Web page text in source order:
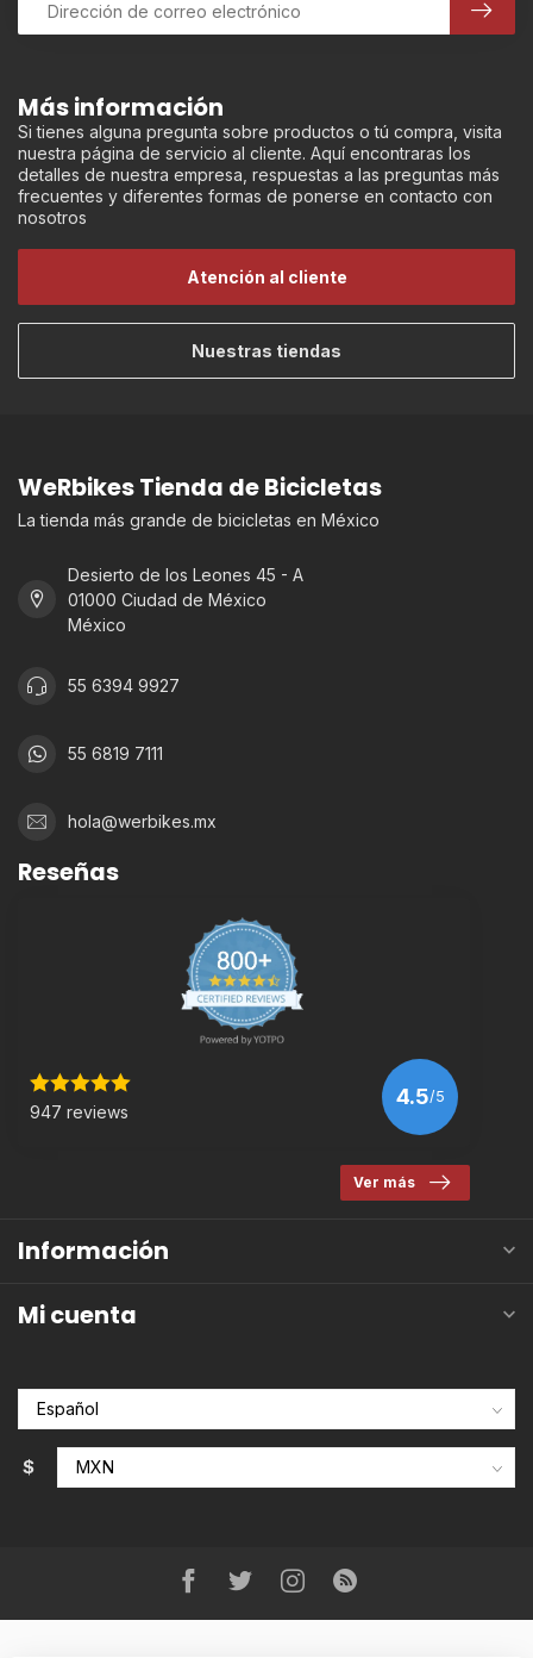
Más información
Si tienes alguna pregunta sobre productos o tú compra, visita
nuestra página de servicio al cliente. Aquí encontraras los
detalles de nuestra empresa, respuestas a las preguntas más
frecuentes y diferentes formas de ponerse en contacto con
nosotros
Atención al cliente
Nuestras tiendas
WeRbikes Tienda de Bicicletas
La tienda más grande de bicicletas en México
Desierto de los Leones 45 - A
01000 Ciudad de México
México
55 6394 9927
55 6819 7111
hola@werbikes.mx
Reseñas
947 reviews
4.5/5
Ver más
Información
Mi cuenta
$